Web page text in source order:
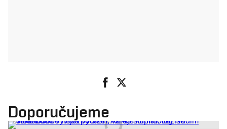
Doporučujeme